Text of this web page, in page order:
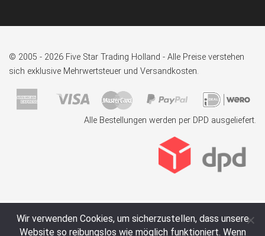
© 2005 - 2026 Five Star Trading Holland - Alle Preise verstehen
sich exklusive Mehrwertsteuer und Versandkosten.
Alle Bestellungen werden per DPD ausgeliefert.
Wir verwenden Cookies, um sicherzustellen, dass unsere
Website so reibungslos wie möglich funktioniert. Wenn